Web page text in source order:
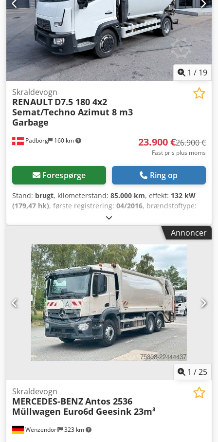
1 / 19
Padborg 160 km
Skraldevogn
RENAULT D7.5 180 4x2
Semat/Techno Azimut 8 m3
Garbage
23.900 €26.900 €
Fast pris plus moms
Forespørge Ring op
Stand: brugt, kilometerstand: 85.000 km, effekt: 132 kW
(179,47 hk), første registrering: 04/2016, brændstoftype:
7.500 kg, farve:
automatisk, emissionsklasse:Euro 6, Produktionsår:2016,
, Fabrikant: Renault Model: D 7.5 180 4x2
Semat/Techno AZIMUT 8 Skraldebil Chedpfx Asw Hkcpoh
Isa Årgang: 2016 Stand: Meget god Serie nr.:
VF6WTAG40F2452754 Ref. nr.: 1367932 HK: 180 Km: 85.000
Gearkasse: Automatisk Eurotype: 6 Dieseltank: 1 Tank liter:
200 L Bakkamera: ? A/C: ? Radio: ? Skivebremser: ? ABS: ?
Dækstørrelse: 205/75R17.5 Mønster tilbage: 80% 90%
Forakselaffjedring: Fjedre Bagakselaffjedring: Fjedre
Akselafstand: 3.100 mm Hydrauliksystem: ? Totalvægt:
7.500 kg Egenvægt: 4.675 kg Lasteevne: 2.825 kg
Overbygning: Semat / Techno - AZIMUT 8 m3
Annoncer
1 /25
Wenzendorf 323 km
Skraldevogn
MERCEDES-BENZAntos 2536
Müllwagen Euro6d Geesink 23m³